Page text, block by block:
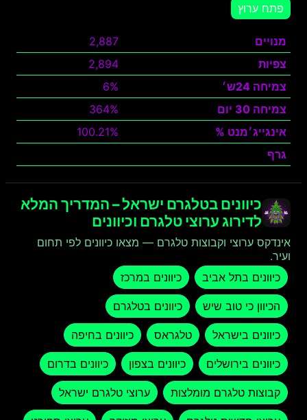
פתח ערוץ
מנויים
2,887
צפיות
2,894
צמיחה 24ש׳
6%
צמיחה 30 יום
364%
אינגייג׳מנט %
100.21%
גרף
כיוונים בטלגרם ישראל – המדריך המלא
לדירוג ערוצי טלגרם וכיוונים
אינדקס ערוצי וקבוצות טלגרם — מצאו כיוונים לפי תחום
ועיר.
כיוונים בתל אביב
כיוונים במרכז
הכיוון כי טוב שיש כיוונים בטלגרם
כיוונים בישראל טלגראס כיוונים בחיפה
כיוונים בירושלים כיוונים בצפון כיוונים בדרום
קבוצות טלגרם מומלצות ערוצי טלגרם ישראל